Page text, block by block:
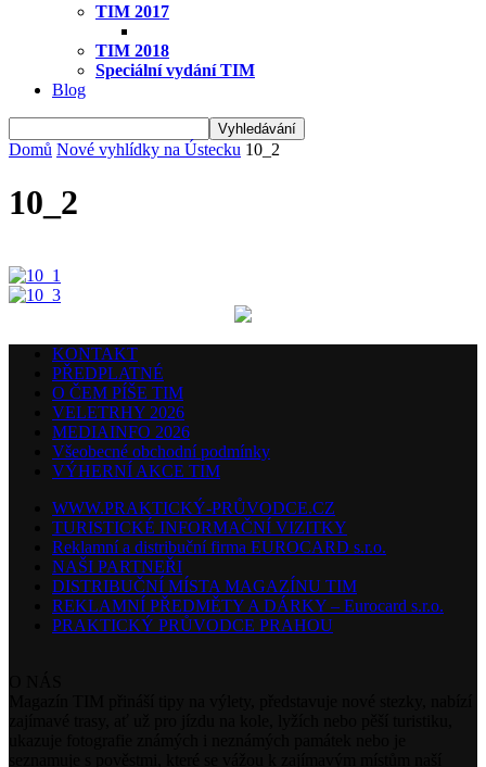
TIM 2017
TIM 2018
Speciální vydání TIM
Blog
Domů Nové vyhlídky na Ústecku 10_2
10_2
KONTAKT
PŘEDPLATNÉ
O ČEM PÍŠE TIM
VELETRHY 2026
MEDIAINFO 2026
Všeobecné obchodní podmínky
VÝHERNÍ AKCE TIM
WWW.PRAKTICKÝ-PRŮVODCE.CZ
TURISTICKÉ INFORMAČNÍ VIZITKY
Reklamní a distribuční firma EUROCARD s.r.o.
NAŠI PARTNEŘI
DISTRIBUČNÍ MÍSTA MAGAZÍNU TIM
REKLAMNÍ PŘEDMĚTY A DÁRKY – Eurocard s.r.o.
PRAKTICKÝ PRŮVODCE PRAHOU